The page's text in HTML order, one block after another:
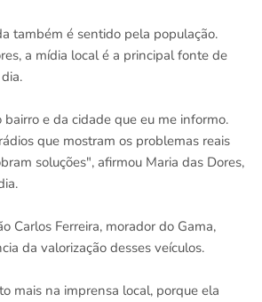
também é sentido pela população.
a mídia local é a principal fonte de
e da cidade que eu me informo.
que mostram os problemas reais
soluções", afirmou Maria das Dores,
Carlos Ferreira, morador do Gama,
da valorização desses veículos.
mais na imprensa local, porque ela